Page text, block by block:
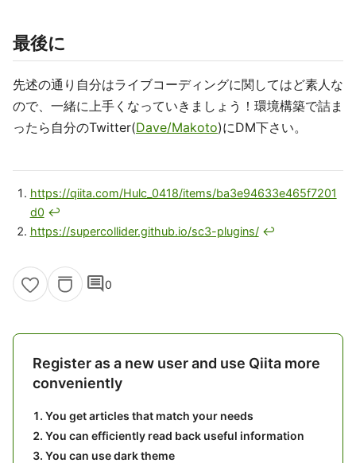
最後に
先述の通り自分はライブコーディングに関してはど素人な
ので、一緒に上手くなっていきましょう！環境構築で詰ま
ったら自分のTwitter(Dave/Makoto)にDM下さい。
https://qiita.com/Hulc_0418/items/ba3e94633e465f7201
d0 ↩
https://supercollider.github.io/sc3-plugins/ ↩
comment0
Register as a new user and use Qiita more
conveniently
You get articles that match your needs
You can efficiently read back useful information
You can use dark theme